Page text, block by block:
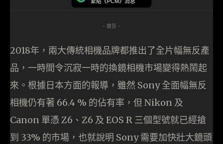
- 廣告 -
2018年，兩大傳統相機品牌都推出了全片幅無反產
品，一時間令沉寂一時的換鏡相機市場變得熱鬧起
來。根據日本方面的報導，雖然 Sony 全面幅無反
相機仍有著 66.4 % 的佔有率，但 Nikon 及
Canon 單憑 Z6、Z6 及 EOS R 三個型號就已經搶
到 33% 的市場，也就說明 Sony 需要加快壯大鏡頭